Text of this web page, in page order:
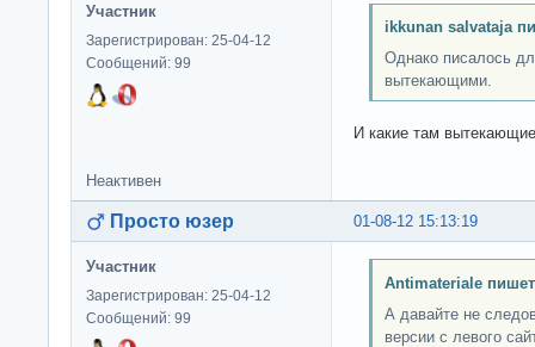
Участник
Зарегистрирован: 25-04-12
Сообщений: 99
ikkunan salvataja
Однако писалось
вытекающими.
И какие там
Неактивен
01-08-12 15:13:19
Просто юзер
Участник
Зарегистрирован: 25-04-12
Сообщений: 99
Antimateriale
А давайте не
версии с левого